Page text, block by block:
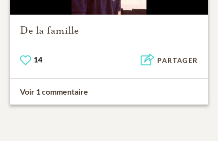
De la famille
14 PARTAGER
Voir 1 commentaire